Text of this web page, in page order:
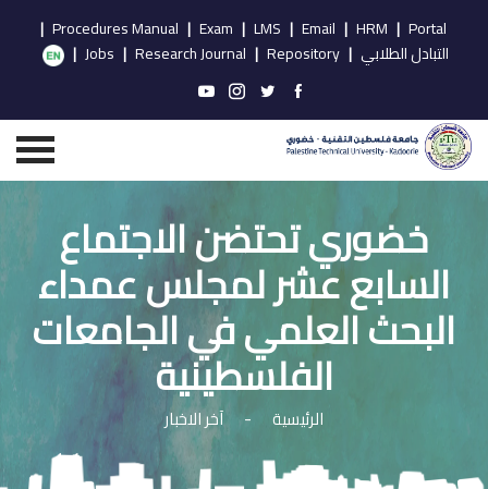
Portal
|
HRM
|
Email
|
LMS
|
Exam
|
Procedures Manual
|
التبادل الطلابي |
Repository
|
Research Journal
|
Jobs
|
خضوري تحتضن الاجتماع
السابع عشر لمجلس عمداء
البحث العلمي في الجامعات
الفلسطینیة
الرئيسية - آخر الاخبار